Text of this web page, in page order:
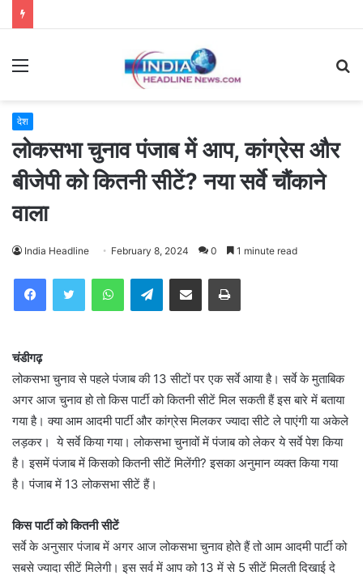
Menu
देश
लोकसभा चुनाव पंजाब में आप, कांग्रेस और
बीजेपी को कितनी सीटें? नया सर्वे चौंकाने
वाला
India Headline February 8, 2024 0 1 minute read
WhatsAppTelegramShare via Email Print
चंडीगढ़
लोकसभा चुनाव से पहले पंजाब की 13 सीटों पर एक सर्वे आया है। सर्वे के मुताबिक
अगर आज चुनाव हो तो किस पार्टी को कितनी सीटें मिल सकती हैं इस बारे में बताया
गया है। क्या आम आदमी पार्टी और कांग्रेस मिलकर ज्यादा सीटे ले पाएंगी या अकेले
लड़कर। ये सर्वे किया गया। लोकसभा चुनावों में पंजाब को लेकर ये सर्वे पेश किया
है। इसमें पंजाब में किसको कितनी सीटें मिलेंगी? इसका अनुमान व्यक्त किया गया
है। पंजाब में 13 लोकसभा सीटें हैं।
किस पार्टी को कितनी सीटें
सर्वे के अनुसार पंजाब में अगर आज लोकसभा चुनाव होते हैं तो आम आदमी पार्टी को
सबसे ज्यादा सीटें मिलेगी। इस सर्व में आप को 13 में से 5 सीटें मिलती दिखाई दे